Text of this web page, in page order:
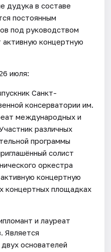
дудука в составе
постоянным
под руководством
концертную
июля:
Санкт-
консерватории им.
международных и
различных
программы
солист
оркестра
концертную
концертных площадках
и лауреат
Является
основателей